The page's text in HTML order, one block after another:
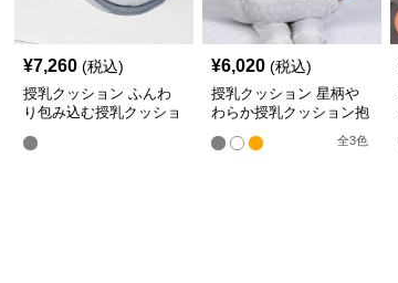
¥7,260 (税込)
授乳クッション ふんわ
り包み込む授乳クッショ
¥6,020 (税込)
授乳クッション 星柄や
わらか授乳クッション抱
き枕兼用多機能タイプ
全3色